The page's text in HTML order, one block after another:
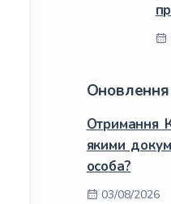
Отримання
якими
особа?
03/08/2026